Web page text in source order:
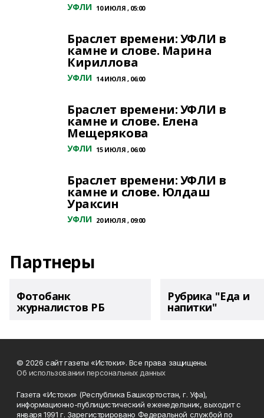
УФЛИ 10 ИЮЛЯ , 05:00
Браслет времени: УФЛИ в
камне и слове. Марина
Кириллова
УФЛИ 14 ИЮЛЯ , 06:00
Браслет времени: УФЛИ в
камне и слове. Елена
Мещерякова
УФЛИ 15 ИЮЛЯ , 06:00
Браслет времени: УФЛИ в
камне и слове. Юлдаш
Ураксин
УФЛИ 20 ИЮЛЯ , 09:00
Партнеры
Фотобанк
журналистов РБ
Рубрика "Еда и
напитки"
© 2026 сайт газеты «Истоки». Все права защищены.
Об использовании персональных данных
Газета «Истоки» (Республика Башкортостан, г. Уфа),
информационно-публицистический еженедельник, выходит с
января 1991 г. Зарегистрировано Федеральной службой по